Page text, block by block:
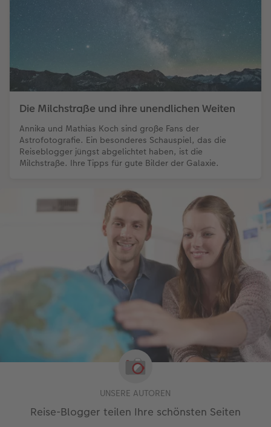
Die Milchstraße und ihre unendlichen Weiten
Annika und Mathias Koch sind große Fans der
Astrofotografie. Ein besonderes Schauspiel, das die
Reiseblogger jüngst abgelichtet haben, ist die
Milchstraße. Ihre Tipps für gute Bilder der Galaxie.
UNSERE AUTOREN
Reise-Blogger teilen Ihre schönsten Seiten